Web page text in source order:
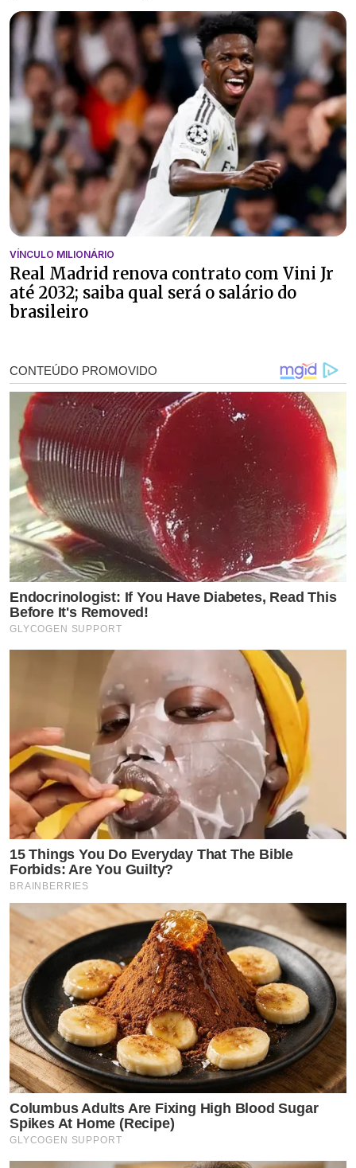
VÍNCULO MILIONÁRIO
Real Madrid renova contrato com Vini Jr
até 2032; saiba qual será o salário do
brasileiro